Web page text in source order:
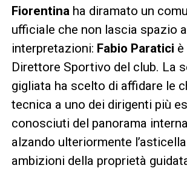
Fiorentina ha diramato un
ufficiale che non lascia spazio a
interpretazioni: Fabio Paratici
Direttore Sportivo del club. La
gigliata ha scelto di affidare le
tecnica a uno dei dirigenti più
conosciuti del panorama
alzando ulteriormente
ambizioni della proprietà